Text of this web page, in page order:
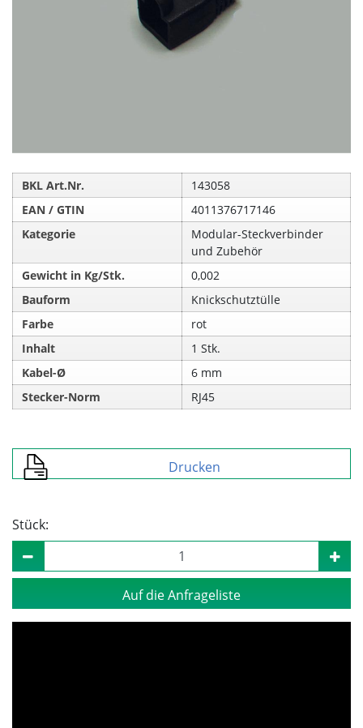
BKL Art.Nr.
143058
EAN / GTIN
4011376717146
Kategorie
Modular-Steckverbinder
und Zubehör
Gewicht in Kg/Stk.
0,002
Bauform
Knickschutztülle
Farbe
rot
Inhalt
1 Stk.
Kabel-Ø
6 mm
Stecker-Norm
RJ45
Drucken
Stück:
Auf die Anfrageliste